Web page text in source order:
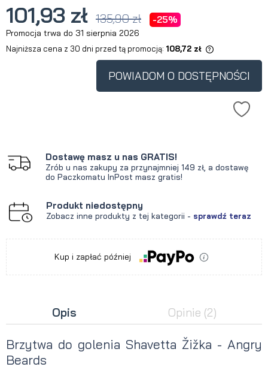
101,93 zł 135,90 zł -25%
Promocja trwa do 31 sierpnia 2026
Najniższa cena z 30 dni przed tą promocją: 108,72 zł
Jeżeli produkt jest sprzedawany
krócej niż 30 dni, wyświetlana jest
produkt pojawił się w sprzedaży.
POWIADOM O DOSTĘPNOŚCI
Dostawę masz u nas GRATIS!
Zrób u nas zakupy za przynajmniej 149 zł, a dostawę
do Paczkomatu InPost masz gratis!
Produkt niedostępny
Zobacz inne produkty z tej kategorii - sprawdź teraz
Kup i zapłać później
Opis Opinie (2)
Brzytwa do golenia Shavetta Žižka - Angry
Beards